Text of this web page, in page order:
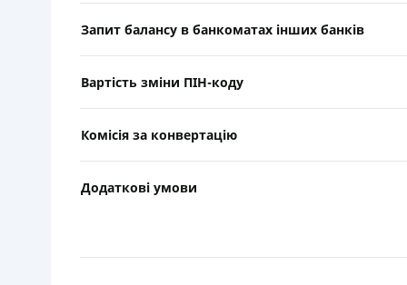
Запит балансу в банкоматах інших банків
Вартість зміни ПІН-коду
Комісія за конвертацію
Додаткові умови